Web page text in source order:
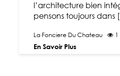
l’architecture bien
pensons toujours dans
La Fonciere Du Chateau
En Savoir Plus